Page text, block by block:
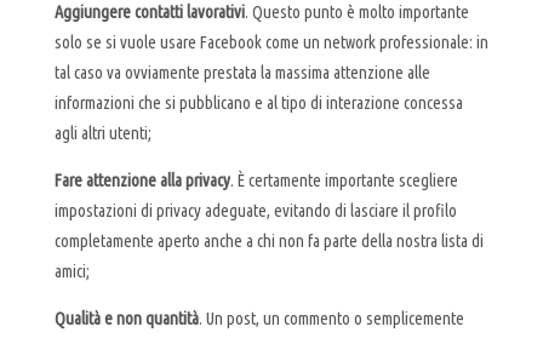
Aggiungere contatti lavorativi. Questo punto è molto importante
solo se si vuole usare Facebook come un network professionale: in
tal caso va ovviamente prestata la massima attenzione alle
informazioni che si pubblicano e al tipo di interazione concessa
agli altri utenti;
Fare attenzione alla privacy. È certamente importante scegliere
impostazioni di privacy adeguate, evitando di lasciare il profilo
completamente aperto anche a chi non fa parte della nostra lista di
amici;
Qualità e non quantità. Un post, un commento o semplicemente